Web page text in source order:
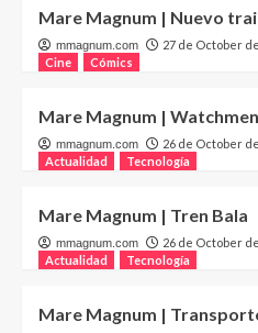
Mare Magnum | Nuevo
mmagnum.com
27 de October
Cine
Cómics
Mare Magnum | Watchmen
mmagnum.com
26 de October
Actualidad
Tecnología
Mare Magnum | Tren Bala
mmagnum.com
26 de October
Actualidad
Tecnología
Mare Magnum |